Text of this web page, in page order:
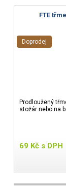
FTE
Prodloužený
stožár nebo na
69 Kč s DPH
Doprodej